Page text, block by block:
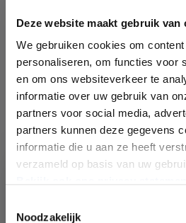
Deze website maakt gebruik van
We gebruiken cookies om
personaliseren, om functies voor
en om ons websiteverkeer te
informatie over uw gebruik van
partners voor social media,
partners kunnen deze gegevens
informatie die u aan ze heeft
verzameld op basis van uw
Noodzakelijk
Specificaties
Soort vloer:
Patroon:
Kleur:
Plankdikte (mm):